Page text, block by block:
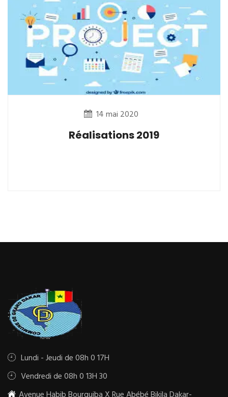
14 mai 2020
Réalisations 2019
Lundi - Jeudi de 08h 0 17H
Vendredi de 08h 0 13H 30